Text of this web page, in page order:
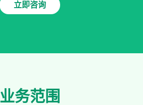
立即咨询
业务范围